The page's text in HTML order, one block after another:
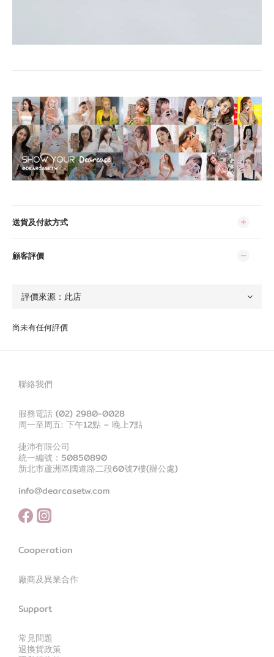
送貨及付款方式
顧客評價
尚未有任何評價
聯絡我們
服務電話 (02) 2980-0028
周一至周五: 下午12點 – 晚上7點
捷沛有限公司
統一編號：50850890
新北市蘆洲區國道路二段60號7樓(辦公處)
info@dearcasetw.com
Cooperation
廠商及異業合作
Support
常見問題
退換貨政策